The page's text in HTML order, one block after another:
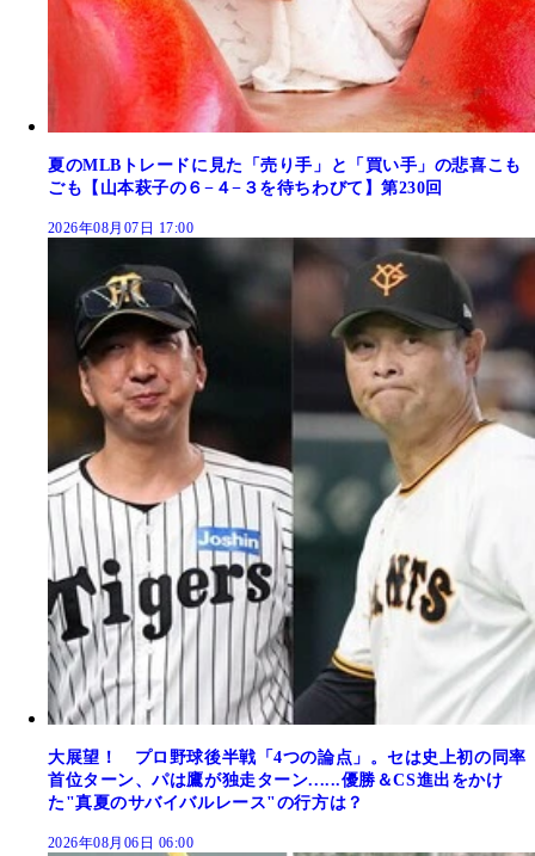
夏のMLBトレードに見た「売り手」と「買い手」の悲喜こも
ごも【山本萩子の６−４−３を待ちわびて】第230回
2026年08月07日 17:00
大展望！ プロ野球後半戦「4つの論点」。セは史上初の同率
首位ターン、パは鷹が独走ターン......優勝＆CS進出をかけ
た"真夏のサバイバルレース"の行方は？
2026年08月06日 06:00